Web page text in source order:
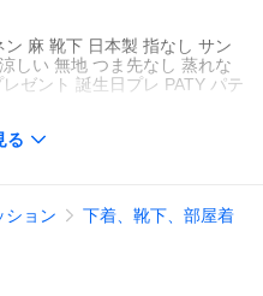
麻 靴下 日本製 指なし サン
しい 無地 つま先なし 蒸れな
ゼント 誕生日プレ PATY パテ
る
ション
下着、靴下、部屋着